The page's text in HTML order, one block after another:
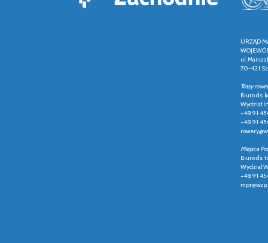
URZĄD
ul.
70-421
Trasy
Biuro ds.
Wydział
+48 91
+48 91
Miejsca
Biuro ds.
Wydział
+48 91